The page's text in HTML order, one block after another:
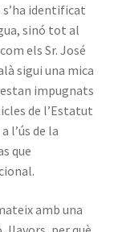
identificat
sinó tot al
els Sr. José
sigui una mica
impugnats
de l’Estatut
l’ús de la
que
amb una